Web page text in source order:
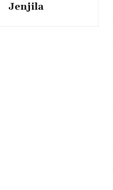
Jenjila